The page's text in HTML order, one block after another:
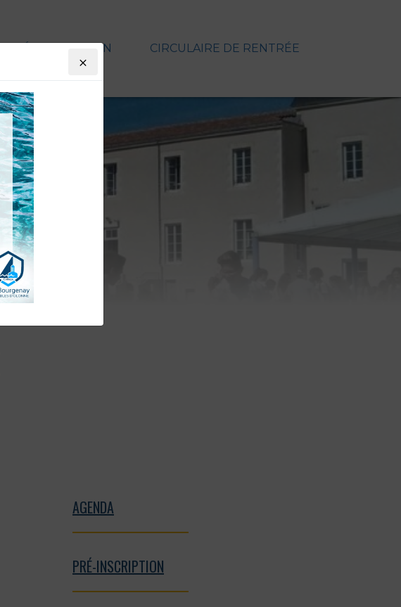
PRÉ-INSCRIPTION CIRCULAIRE DE RENTRÉE
AGENDA
PRÉ-INSCRIPTION